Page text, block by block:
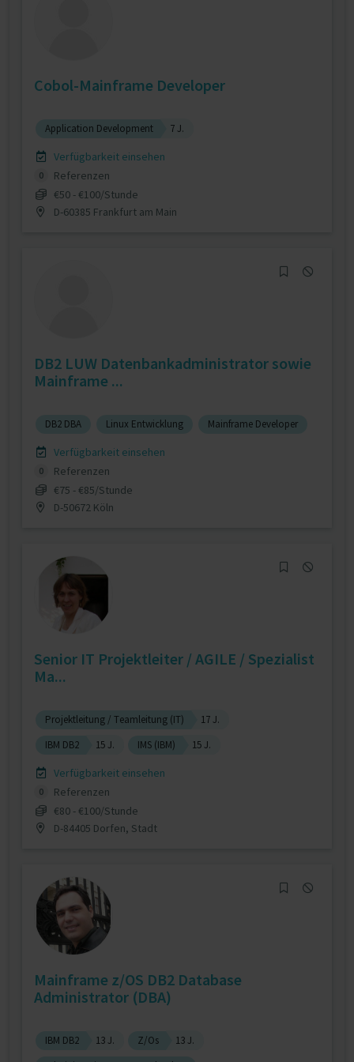
Cobol-Mainframe Developer
Application Development 7 J.
Verfügbarkeit einsehen
0
Referenzen
€50 - €100/Stunde
D-60385 Frankfurt am Main
DB2 LUW Datenbankadministrator sowie
Mainframe ...
DB2 DBA Linux Entwicklung Mainframe Developer
Verfügbarkeit einsehen
0
Referenzen
€75 - €85/Stunde
D-50672 Köln
Senior IT Projektleiter / AGILE / Spezialist
Ma...
Projektleitung / Teamleitung (IT)
17 J.
IBM DB2
15 J. IMS (IBM) 15 J.
Verfügbarkeit einsehen
0
Referenzen
€80 - €100/Stunde
D-84405 Dorfen, Stadt
Mainframe z/OS DB2 Database
Administrator (DBA)
IBM DB2 13 J. Z/Os
13 J.